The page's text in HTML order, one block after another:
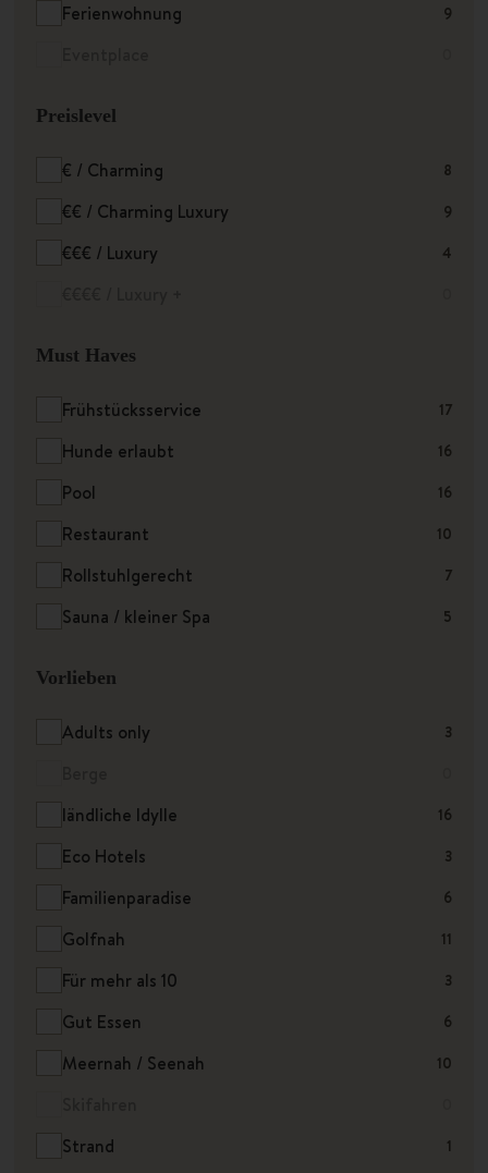
Ferienwohnung 9
Preislevel
€ / Charming 8
€€ / Charming Luxury 9
€€€ / Luxury 4
Must Haves
Frühstücksservice 17
Hunde erlaubt 16
Pool 16
Restaurant 10
Rollstuhlgerecht 7
Sauna / kleiner Spa 5
Vorlieben
Adults only 3
ländliche Idylle 16
Eco Hotels 3
Familienparadise 6
Golfnah 11
Für mehr als 10 3
Gut Essen 6
Meernah / Seenah 10
Strand 1